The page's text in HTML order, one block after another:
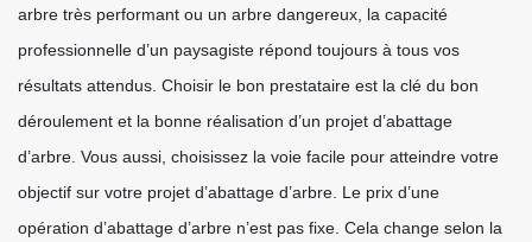
arbre très performant ou un arbre dangereux, la capacité
professionnelle d’un paysagiste répond toujours à tous vos
résultats attendus. Choisir le bon prestataire est la clé du bon
déroulement et la bonne réalisation d’un projet d’abattage
d’arbre. Vous aussi, choisissez la voie facile pour atteindre votre
objectif sur votre projet d’abattage d’arbre. Le prix d’une
opération d’abattage d’arbre n’est pas fixe. Cela change selon la